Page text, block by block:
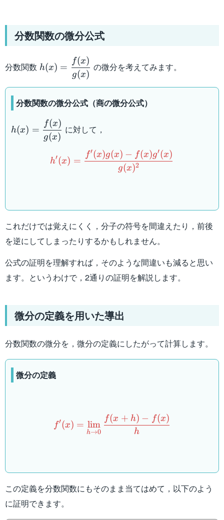
分数関数の微分公式
分数関数 h(x)=\dfrac{f(x)}
{g(x)}
h(x) =
g(x)
f(x)
の微分を考えてみます。
分数関数の微分公式（商の微分公式）
h(x)=\dfrac{f(x)}
{g(x)}
h(x) =
g(x)
f(x)
に対して，
h′(x) =
g(x)2
f′(x)g(x) − f(x)g′(x)
これだけでは覚えにくく，分子の符号を間違えたり，前後
を逆にしてしまったりするかもしれません。
公式の証明を理解すれば，そのような間違いも減ると思い
ます。というわけで，2通りの証明を解説します。
微分の定義を用いた導出
分数関数の微分を，微分の定義にしたがって計算します。
微分の定義
{f'(x)}=\lim_{ h \to 0 }
f′(x) =
h→0
lim
h
f(x + h) − f(x)
この定義を分数関数にもそのまま当てはめて，以下のよう
に証明できます。